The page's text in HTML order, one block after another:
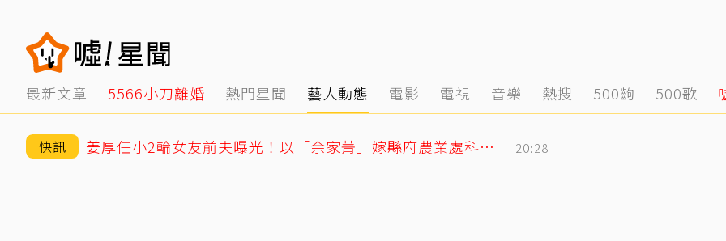
最新文章 5566小刀離婚 熱門星聞 藝人動態 電影 電視 音樂 熱搜 500齣 500歌
快訊 姜厚任小2輪女友前夫曝光！以「余家菁」嫁縣府農業處科長 交往3月閃婚 20:28